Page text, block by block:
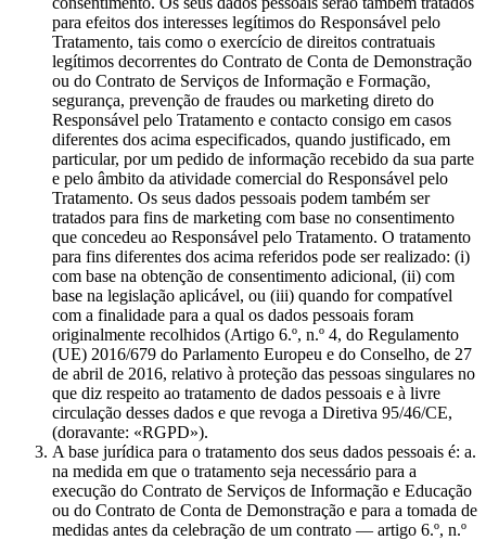
para efeitos dos interesses legítimos do Responsável pelo
Tratamento, tais como o exercício de direitos contratuais
legítimos decorrentes do Contrato de Conta de Demonstração
ou do Contrato de Serviços de Informação e Formação,
segurança, prevenção de fraudes ou marketing direto do
Responsável pelo Tratamento e contacto consigo em casos
diferentes dos acima especificados, quando justificado, em
particular, por um pedido de informação recebido da sua parte
e pelo âmbito da atividade comercial do Responsável pelo
Tratamento. Os seus dados pessoais podem também ser
tratados para fins de marketing com base no consentimento
que concedeu ao Responsável pelo Tratamento. O tratamento
para fins diferentes dos acima referidos pode ser realizado: (i)
com base na obtenção de consentimento adicional, (ii) com
base na legislação aplicável, ou (iii) quando for compatível
com a finalidade para a qual os dados pessoais foram
originalmente recolhidos (Artigo 6.º, n.º 4, do Regulamento
(UE) 2016/679 do Parlamento Europeu e do Conselho, de 27
de abril de 2016, relativo à proteção das pessoas singulares no
que diz respeito ao tratamento de dados pessoais e à livre
circulação desses dados e que revoga a Diretiva 95/46/CE,
(doravante: «RGPD»).
A base jurídica para o tratamento dos seus dados pessoais é: a.
na medida em que o tratamento seja necessário para a
execução do Contrato de Serviços de Informação e Educação
ou do Contrato de Conta de Demonstração e para a tomada de
medidas antes da celebração de um contrato — artigo 6.º, n.º